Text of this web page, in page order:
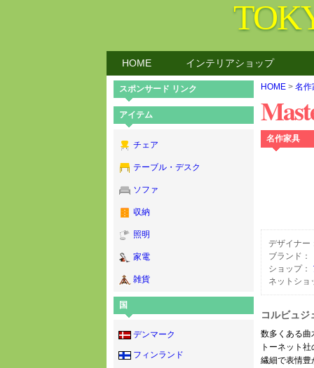
HOME インテリアショップ
スポンサード リンク
アイテム
チェア
テーブル・デスク
ソファ
収納
照明
家電
雑貨
国
デンマーク
フィンランド
HOME > 名作
名作家具
デザイナー
ブランド：
ショップ：
ネットショ
コルビュジ
数多くある曲
トーネット
繊細で表情豊